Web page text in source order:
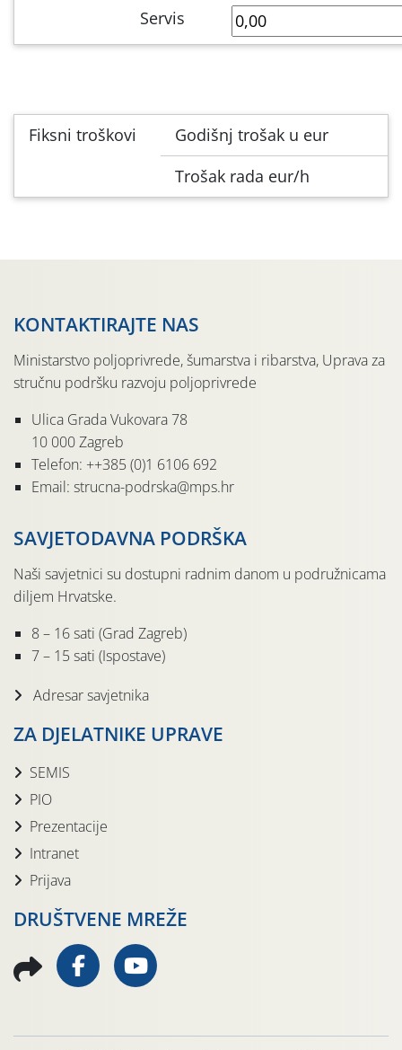
Servis
Fiksni troškovi
Godišnj trošak u eur
Trošak rada eur/h
KONTAKTIRAJTE NAS
Ministarstvo poljoprivrede, šumarstva i ribarstva, Uprava za
stručnu podršku razvoju poljoprivrede
Ulica Grada Vukovara 78
10 000 Zagreb
Telefon: ++385 (0)1 6106 692
Email: strucna-podrska@mps.hr
SAVJETODAVNA PODRŠKA
Naši savjetnici su dostupni radnim danom u podružnicama
diljem Hrvatske.
8 – 16 sati (Grad Zagreb)
7 – 15 sati (Ispostave)
Adresar savjetnika
ZA DJELATNIKE UPRAVE
SEMIS
PIO
Prezentacije
Intranet
Prijava
DRUŠTVENE MREŽE